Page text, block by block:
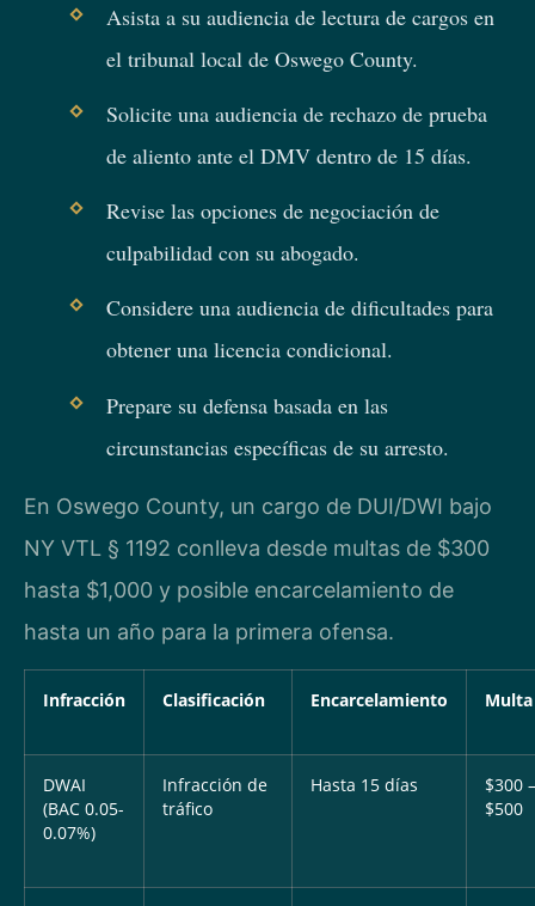
Asista a su audiencia de lectura de cargos en
el tribunal local de Oswego County.
Solicite una audiencia de rechazo de prueba
de aliento ante el DMV dentro de 15 días.
Revise las opciones de negociación de
culpabilidad con su abogado.
Considere una audiencia de dificultades para
obtener una licencia condicional.
Prepare su defensa basada en las
circunstancias específicas de su arresto.
En Oswego County, un cargo de DUI/DWI bajo
NY VTL § 1192 conlleva desde multas de $300
hasta $1,000 y posible encarcelamiento de
hasta un año para la primera ofensa.
Infracción Clasificación Encarcelamiento Multa
DWAI
(BAC 0.05-
0.07%)
Infracción de
tráfico
Hasta 15 días
$300 –
$500